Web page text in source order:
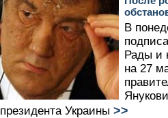
В
Рады и
на 27
президента Украины >>